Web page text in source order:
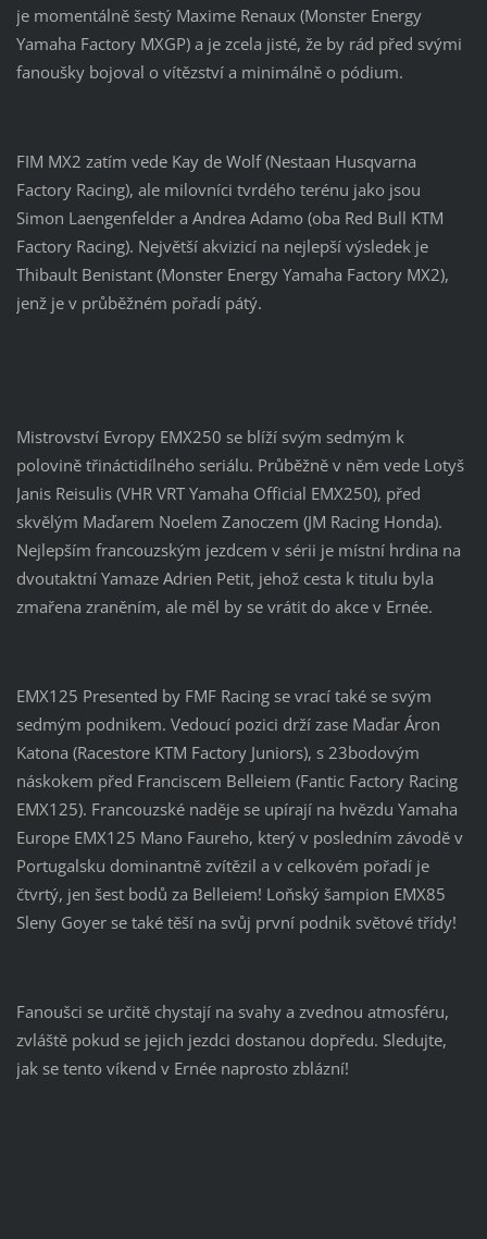
je momentálně šestý Maxime Renaux (Monster Energy
Yamaha Factory MXGP) a je zcela jisté, že by rád před svými
fanoušky bojoval o vítězství a minimálně o pódium.
FIM MX2 zatím vede Kay de Wolf (Nestaan ​​Husqvarna
Factory Racing), ale milovníci tvrdého terénu jako jsou
Simon Laengenfelder a Andrea Adamo (oba Red Bull KTM
Factory Racing). Největší akvizicí na nejlepší výsledek je
Thibault Benistant (Monster Energy Yamaha Factory MX2),
jenž je v průběžném pořadí pátý.
Mistrovství Evropy EMX250 se blíží svým sedmým k
polovině třináctidílného seriálu. Průběžně v něm vede Lotyš
Janis Reisulis (VHR VRT Yamaha Official EMX250), před
skvělým Maďarem Noelem Zanoczem (JM Racing Honda).
Nejlepším francouzským jezdcem v sérii je místní hrdina na
dvoutaktní Yamaze Adrien Petit, jehož cesta k titulu byla
zmařena zraněním, ale měl by se vrátit do akce v Ernée.
EMX125 Presented by FMF Racing se vrací také se svým
sedmým podnikem. Vedoucí pozici drží zase Maďar Áron
Katona (Racestore KTM Factory Juniors), s 23bodovým
náskokem před Franciscem Belleiem (Fantic Factory Racing
EMX125). Francouzské naděje se upírají na hvězdu Yamaha
Europe EMX125 Mano Faureho, který v posledním závodě v
Portugalsku dominantně zvítězil a v celkovém pořadí je
čtvrtý, jen šest bodů za Belleiem! Loňský šampion EMX85
Sleny Goyer se také těší na svůj první podnik světové třídy!
Fanoušci se určitě chystají na svahy a zvednou atmosféru,
zvláště pokud se jejich jezdci dostanou dopředu. Sledujte,
jak se tento víkend v Ernée naprosto zblázní!